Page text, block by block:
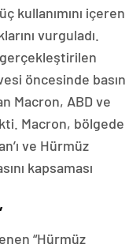
kullanımını içeren
vurguladı.
gerçekleştirilen
öncesinde basın
Macron, ABD ve
Macron, bölgede
ve Hürmüz
kapsaması
“Hürmüz